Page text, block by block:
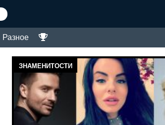
Разное
ЗНАМЕНИТОСТИ